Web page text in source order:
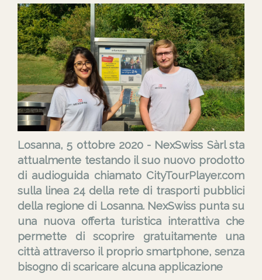
Losanna, 5 ottobre 2020 - NexSwiss Sàrl sta
attualmente testando il suo nuovo prodotto
di audioguida chiamato CityTourPlayer.com
sulla linea 24 della rete di trasporti pubblici
della regione di Losanna. NexSwiss punta su
una nuova offerta turistica interattiva che
permette di scoprire gratuitamente una
città attraverso il proprio smartphone, senza
bisogno di scaricare alcuna applicazione